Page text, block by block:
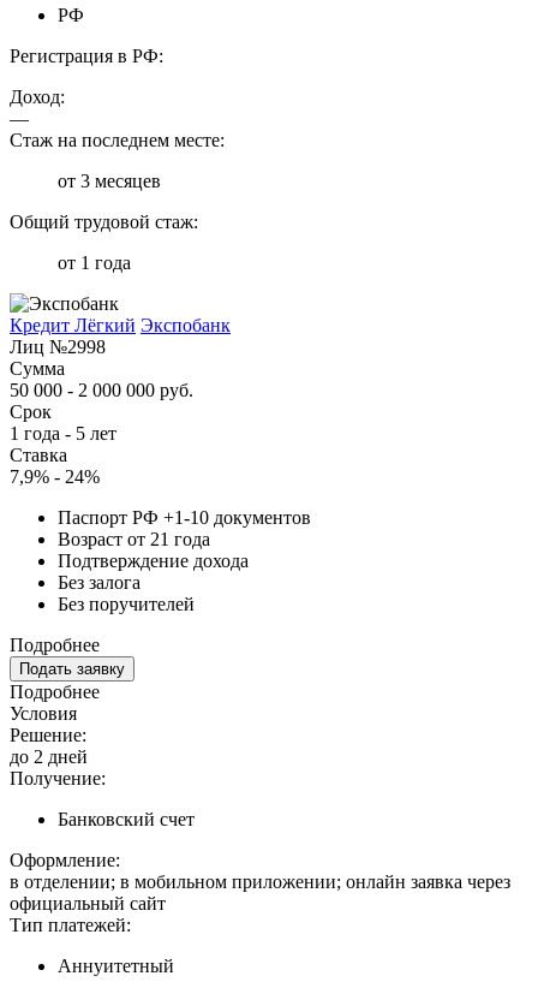
РФ
Регистрация в РФ:
Доход:
—
Стаж на последнем месте:
от 3 месяцев
Общий трудовой стаж:
от 1 года
Кредит Лёгкий Экспобанк
Лиц №2998
Сумма
50 000 - 2 000 000 руб.
Срок
1 года - 5 лет
Ставка
7,9% - 24%
Паспорт РФ +1-10 документов
Возраст от 21 года
Подтверждение дохода
Без залога
Без поручителей
Подробнее
Подать заявку
Подробнее
Условия
Решение:
до 2 дней
Получение:
Банковский счет
Оформление:
в отделении; в мобильном приложении; онлайн заявка через
официальный сайт
Тип платежей:
Аннуитетный